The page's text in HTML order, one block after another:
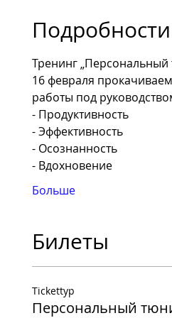
Подробности
Тренинг
16 февраля
работы под
- Продуктивность
- Эффективность
- Осознанность
- Вдохновение
Больше
Билеты
Tickettyp
Персональный